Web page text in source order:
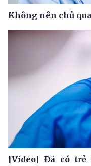
Không nên chủ
[Video] Đã có trẻ